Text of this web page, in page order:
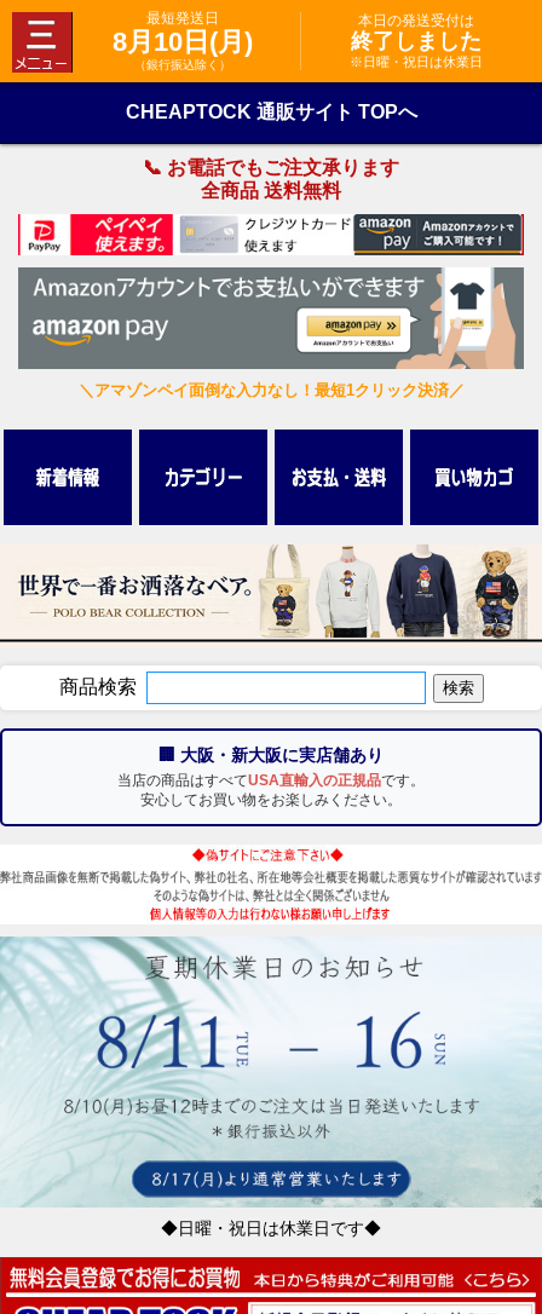
最短発送日
8月10日(月)
（銀行振込除く）
本日の発送受付は
終了しました
※日曜・祝日は休業日
CHEAPTOCK 通販サイト TOPへ
📞 お電話でもご注文承ります
全商品 送料無料
＼アマゾンペイ面倒な入力なし！最短1クリック決済／
商品検索
🏢 大阪・新大阪に実店舗あり
当店の商品はすべてUSA直輸入の正規品です。
安心してお買い物をお楽しみください。
◆日曜・祝日は休業日です◆